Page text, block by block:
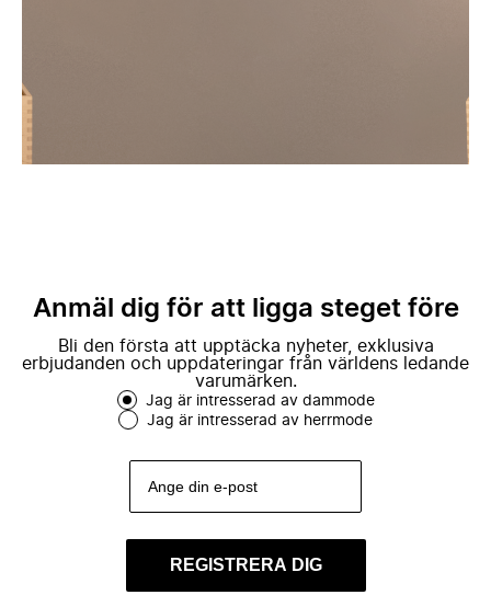
Anmäl dig för att ligga steget före
Bli den första att upptäcka nyheter, exklusiva
erbjudanden och uppdateringar från världens ledande
varumärken.
Jag är intresserad av dammode
Jag är intresserad av herrmode
REGISTRERA DIG